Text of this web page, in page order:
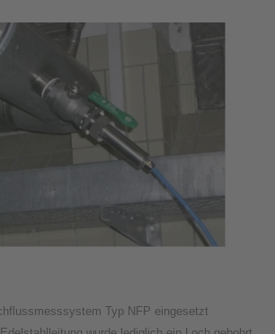
Typ NFP eingesetzt